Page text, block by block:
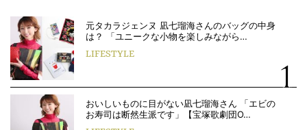
元タカラジェンヌ 凪七瑠海さんのバッグの中身
は？ 「ユニークな小物を楽しみながら…
LIFESTYLE
おいしいものに目がない凪七瑠海さん 「エビの
お寿司は断然生派です」【宝塚歌劇団O…